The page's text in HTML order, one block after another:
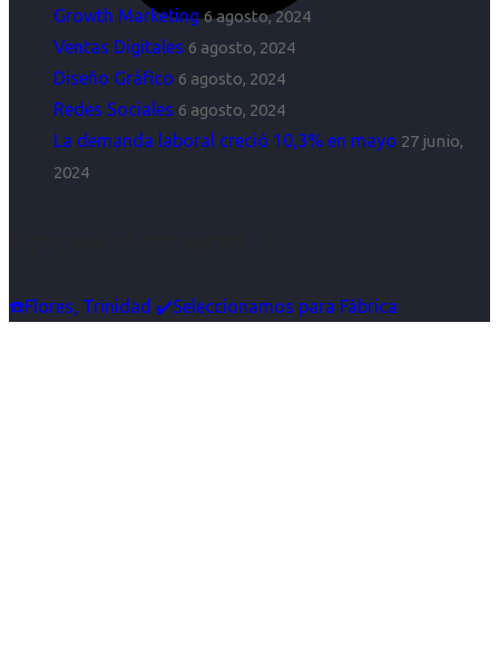
Growth Marketing 6 agosto, 2024
Ventas Digitales 6 agosto, 2024
Diseño Gráfico 6 agosto, 2024
Redes Sociales 6 agosto, 2024
La demanda laboral creció 10,3% en mayo 27 junio,
2024
☎️Flores, Trinidad ✔️Seleccionamos para Fábrica